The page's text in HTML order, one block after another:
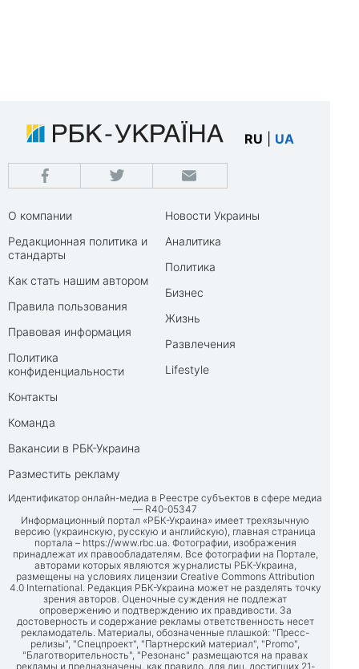
RU UA
О компании
Редакционная политика и
стандарты
Как стать нашим автором
Правила пользования
Правовая информация
Политика
конфиденциальности
Контакты
Команда
Вакансии в РБК-Украина
Разместить рекламу
Новости Украины
Аналитика
Политика
Бизнес
Жизнь
Развлечения
Lifestyle
Идентификатор онлайн-медиа в Реестре субъектов в сфере медиа
— R40-05347
Информационный портал «РБК-Украина» имеет трехязычную
версию (украинскую, русскую и английскую), главная страница
портала – https://www.rbc.ua. Фотографии, изображения
принадлежат их правообладателям. Все фотографии на Портале,
авторами которых являются журналисты РБК-Украина,
размещены на условиях лицензии Creative Commons Attribution
4.0 International. Редакция РБК-Украина может не разделять точку
зрения авторов. Оценочные суждения не подлежат
опровержению и подтверждению их правдивости. За
достоверность и содержание рекламы ответственность несет
рекламодатель. Материалы, обозначенные плашкой: "Пресс-
релизы", "Спецпроект", "Партнерский материал", "Promo",
"Благотворительность", "Резонанс" размещаются на правах
рекламы и предназначены, как правило, для лиц, достигших 21-